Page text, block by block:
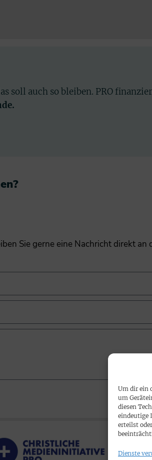
Um dir ein
um
diesen
eindeutige
erteilst
Dienste
soll auch so bleiben. PRO
Sie gerne eine Nachricht direkt an